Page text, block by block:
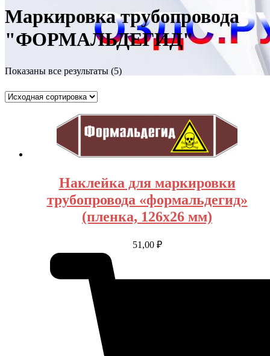
Маркировка трубопровода
"ФОРМАЛЬДЕГИД"
Показаны все результаты (5)
Наклейка для маркировки
трубопровода «формальдегид»
(пленка, 126х26 мм)
51,00 ₽